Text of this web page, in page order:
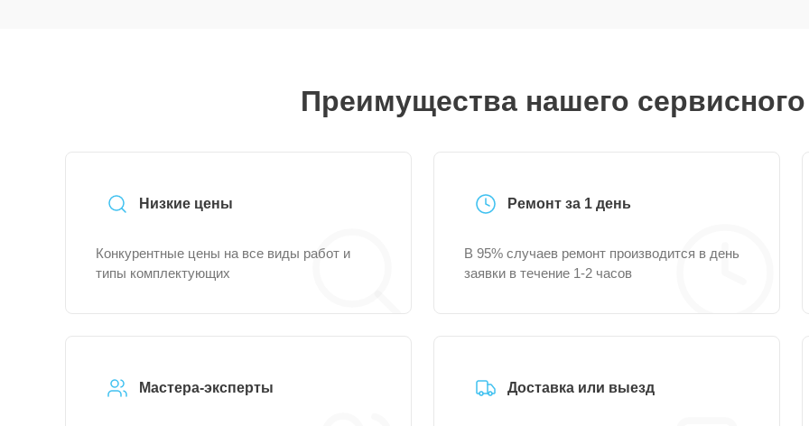
Преимущества нашего
Низкие цены
Конкурентные цены на все виды работ и
типы комплектующих
Ремонт за 1 день
В 95% случаев ремонт производится в день
заявки в течение 1-2 часов
Мастера-эксперты Доставка или выезд